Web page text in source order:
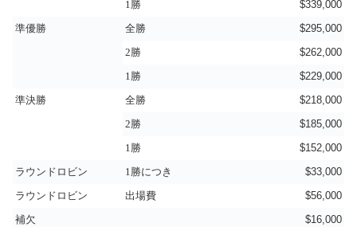
1勝 $339,000
準優勝 全勝 $295,000
2勝 $262,000
1勝 $229,000
準決勝 全勝 $218,000
2勝 $185,000
1勝 $152,000
ラウンドロビン 1勝につき $33,000
ラウンドロビン 出場費 $56,000
補欠 $16,000